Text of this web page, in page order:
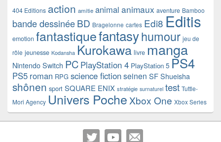
404 Editions action amitie animal animaux aventure Bamboo
bande dessinéeBD Bragelonne cartes Edi8 Editis
emotion fantastiquefantasyhumour jeu de
rôle jeunesse Kodansha Kurokawa livre manga
Nintendo Switch PC PlayStation 4 PlayStation 5 PS4
PS5 roman RPG science fictionseinen SF Shueisha
shônen sport SQUARE ENIX stratégie surnaturel test Tuttle-
Mori Agency Univers Poche Xbox One Xbox Series